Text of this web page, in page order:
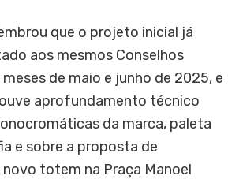
que o projeto inicial já
aos mesmos Conselhos
de maio e junho de 2025, e
aprofundamento técnico
da marca, paleta
e sobre a proposta de
totem na Praça Manoel